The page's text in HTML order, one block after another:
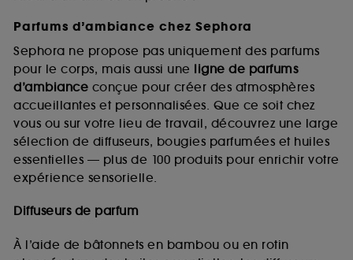
Parfums d’ambiance chez Sephora
Sephora ne propose pas uniquement des parfums
pour le corps, mais aussi une ligne de parfums
d’ambiance conçue pour créer des atmosphères
accueillantes et personnalisées. Que ce soit chez
vous ou sur votre lieu de travail, découvrez une large
sélection de diffuseurs, bougies parfumées et huiles
essentielles — plus de 100 produits pour enrichir votre
expérience sensorielle.
Diffuseurs de parfum
À l’aide de bâtonnets en bambou ou en rotin